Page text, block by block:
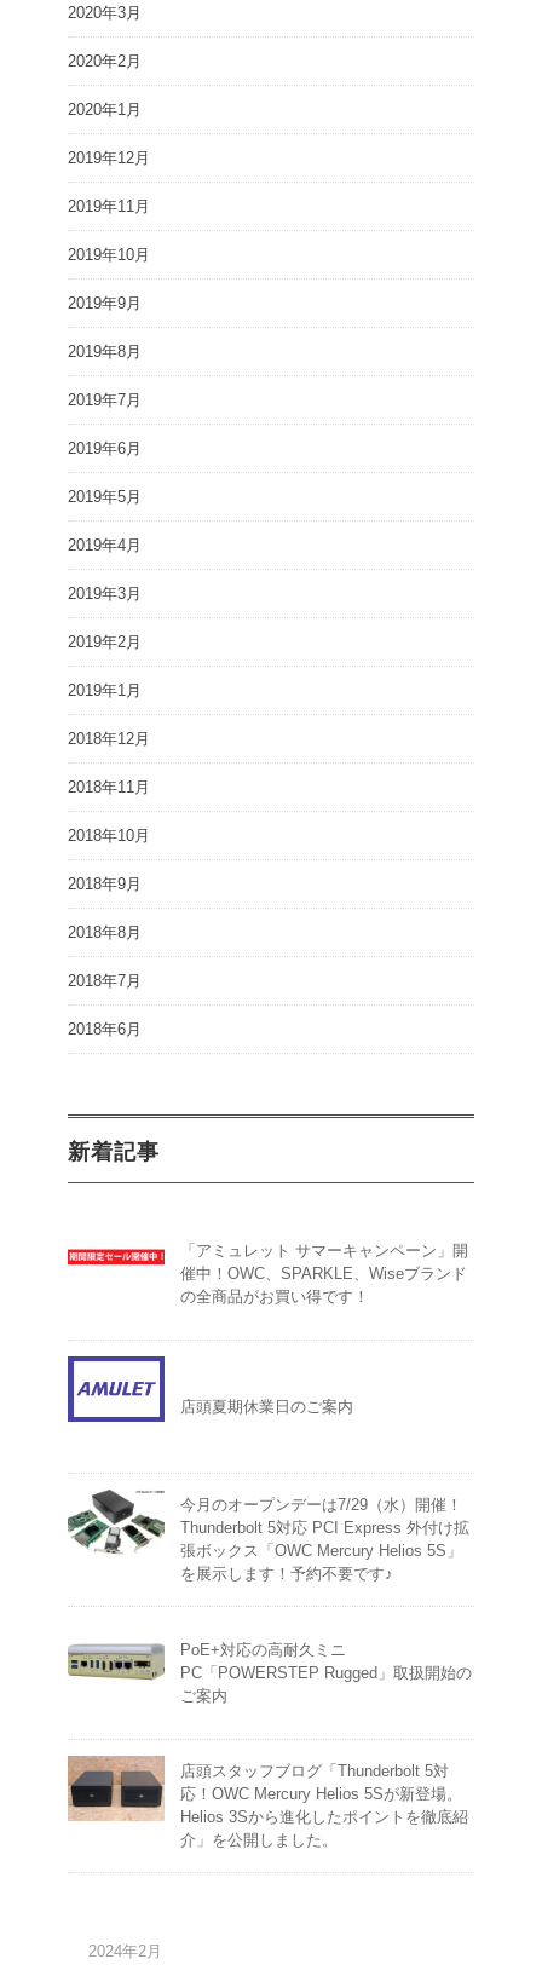
2020年3月
2020年2月
2020年1月
2019年12月
2019年11月
2019年10月
2019年9月
2019年8月
2019年7月
2019年6月
2019年5月
2019年4月
2019年3月
2019年2月
2019年1月
2018年12月
2018年11月
2018年10月
2018年9月
2018年8月
2018年7月
2018年6月
新着記事
「アミュレット サマーキャンペーン」開
催中！OWC、SPARKLE、Wiseブランド
の全商品がお買い得です！
店頭夏期休業日のご案内
今月のオープンデーは7/29（水）開催！
Thunderbolt 5対応 PCI Express 外付け拡
張ボックス「OWC Mercury Helios 5S」
を展示します！予約不要です♪
PoE+対応の高耐久ミニ
PC「POWERSTEP Rugged」取扱開始の
ご案内
店頭スタッフブログ「Thunderbolt 5対
応！OWC Mercury Helios 5Sが新登場。
Helios 3Sから進化したポイントを徹底紹
介」を公開しました。
2024年2月